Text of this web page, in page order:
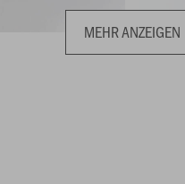
MEHR ANZEIGEN